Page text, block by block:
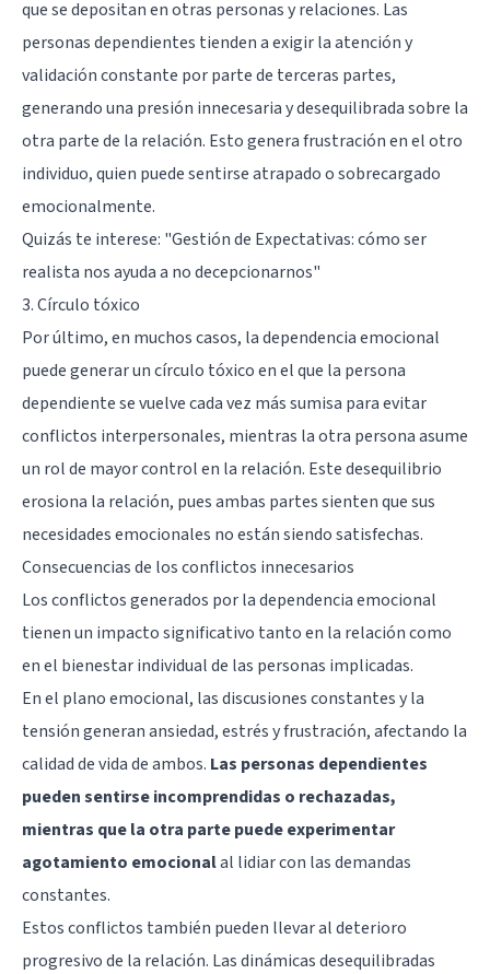
que se depositan en otras personas y relaciones. Las
personas dependientes tienden a exigir la atención y
validación constante por parte de terceras partes,
generando una presión innecesaria y desequilibrada sobre la
otra parte de la relación. Esto genera frustración en el otro
individuo, quien puede sentirse atrapado o sobrecargado
emocionalmente.
Quizás te interese: "Gestión de Expectativas: cómo ser
realista nos ayuda a no decepcionarnos"
3. Círculo tóxico
Por último, en muchos casos, la dependencia emocional
puede generar un círculo tóxico en el que la persona
dependiente se vuelve cada vez más sumisa para evitar
conflictos interpersonales, mientras la otra persona asume
un rol de mayor control en la relación. Este desequilibrio
erosiona la relación, pues ambas partes sienten que sus
necesidades emocionales no están siendo satisfechas.
Consecuencias de los conflictos innecesarios
Los conflictos generados por la dependencia emocional
tienen un impacto significativo tanto en la relación como
en el bienestar individual de las personas implicadas.
En el plano emocional, las discusiones constantes y la
tensión generan ansiedad, estrés y frustración, afectando la
calidad de vida de ambos. Las personas dependientes
pueden sentirse incomprendidas o rechazadas,
mientras que la otra parte puede experimentar
agotamiento emocionalal lidiar con las demandas
constantes.
Estos conflictos también pueden llevar al deterioro
progresivo de la relación. Las dinámicas desequilibradas